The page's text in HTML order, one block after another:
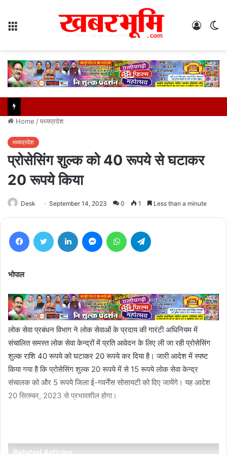
Log
Home /मध्यप्रदेश
मध्यप्रदेश
प्रोसेसिंग शुल्क को 40 रूपये से घटाकर
20 रूपये किया
Desk September 14, 2023 0 1 Less than a minute
FacebookTwitter LinkedIn MessengerWhatsApp
भोपाल
लोक सेवा प्रबंधन विभाग ने लोक सेवाओं के प्रदाय की गारंटी अधिनियम में
संचालित समस्त लोक सेवा केन्द्रों में प्रति आवेदन के लिए ली जा रही प्रोसेसिंग
शुल्क राशि 40 रूपये को घटाकर 20 रूपये कर दिया है। जारी आदेश में स्पष्ट
किया गया है कि प्रोसेसिंग शुल्क 20 रूपये में से 15 रूपये लोक सेवा केन्द्र
संचालक को और 5 रूपये जिला ई-गवर्नेंस सोसायटी को दिए जायेंगे। यह आदेश
20 सितम्बर, 2023 से प्रभावशील होगा।
Related Articles